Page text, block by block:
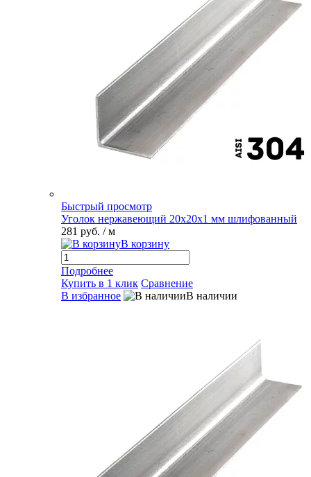
Быстрый просмотр
Уголок нержавеющий 20х20х1 мм шлифованный
281 руб. / м
В корзину
Подробнее
Купить в 1 клик Сравнение
В избранное
В наличии